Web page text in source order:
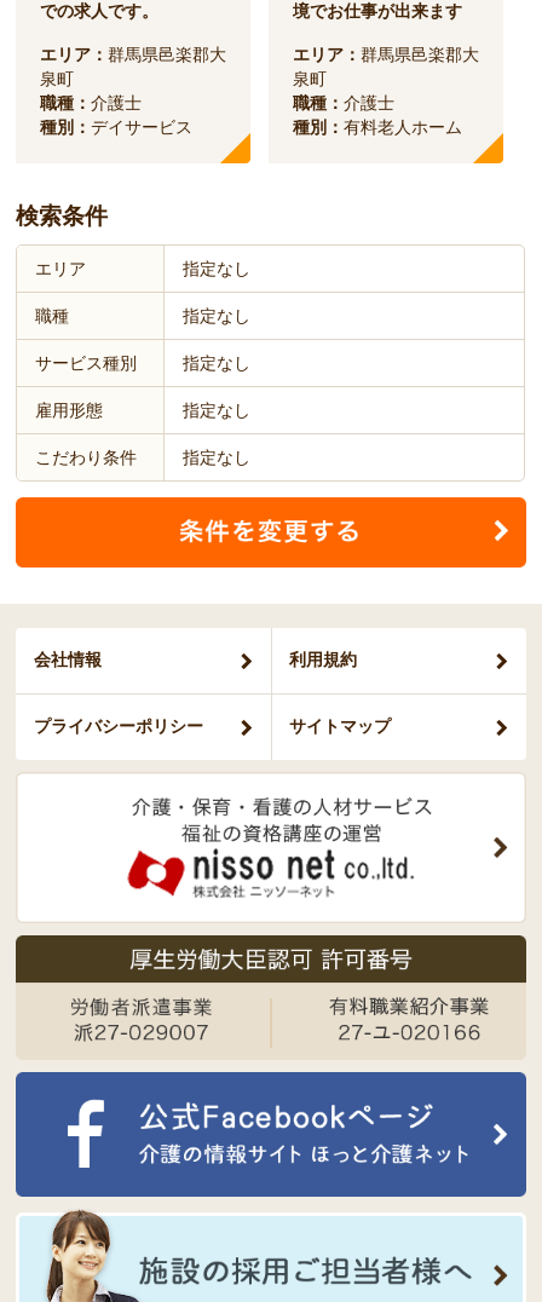
での求人です。
エリア：群馬県邑楽郡大
泉町
職種：介護士
種別：デイサービス
境でお仕事が出来ます
エリア：群馬県邑楽郡大
泉町
職種：介護士
種別：有料老人ホーム
検索条件
エリア 指定なし
職種 指定なし
サービス種別 指定なし
雇用形態 指定なし
こだわり条件 指定なし
会社情報 利用規約
プライバシーポリシー サイトマップ